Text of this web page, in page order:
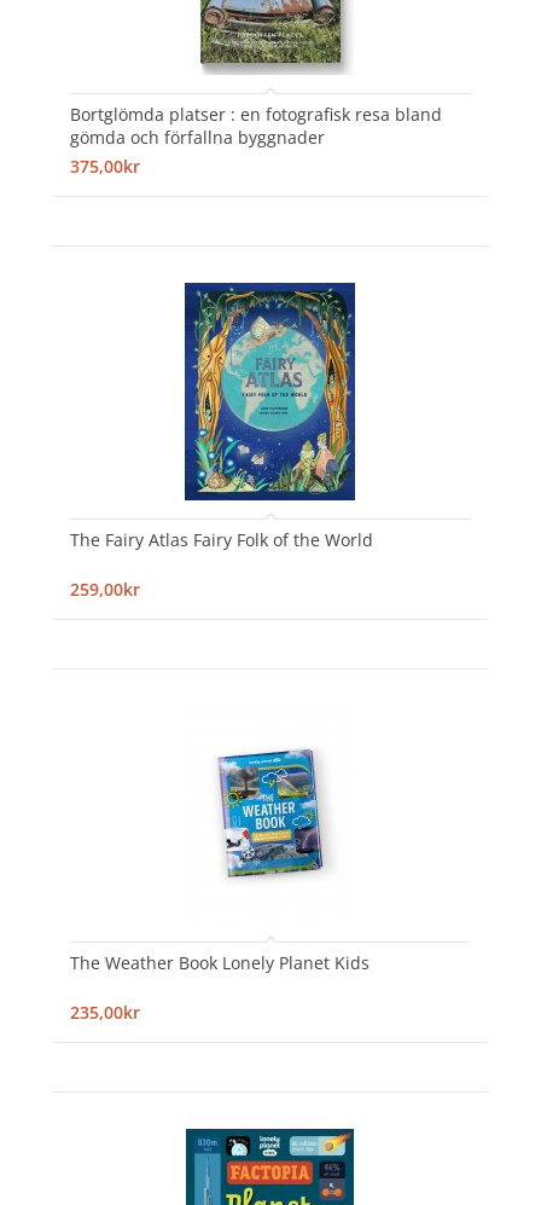
Bortglömda platser : en fotografisk resa bland
gömda och förfallna byggnader
375,00kr
The Fairy Atlas Fairy Folk of the World
259,00kr
The Weather Book Lonely Planet Kids
235,00kr